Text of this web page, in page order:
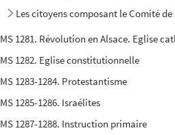
Les citoyens composant le Comité
MS 1281. Révolution en Alsace. Eglise
MS 1282. Eglise constitutionnelle
MS 1283-1284. Protestantisme
MS 1285-1286. Israélites
MS 1287-1288. Instruction primaire